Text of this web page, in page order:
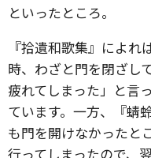
といったところ。
『拾遺和歌集』によ
時、わざと門を閉ざし
疲れてしまった」と言
ています。一方、『蜻
も門を開けなかったと
行ってしまったので、